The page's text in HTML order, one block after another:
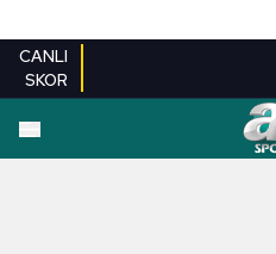
CANLI
SKOR